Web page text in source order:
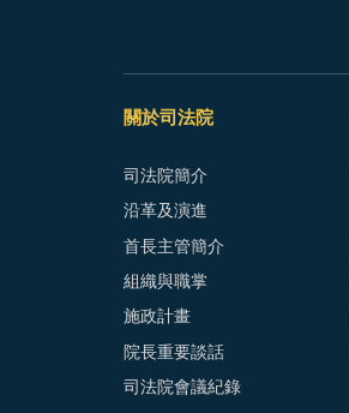
關於司法院
司法院簡介
沿革及演進
首長主管簡介
組織與職掌
施政計畫
院長重要談話
司法院會議紀錄